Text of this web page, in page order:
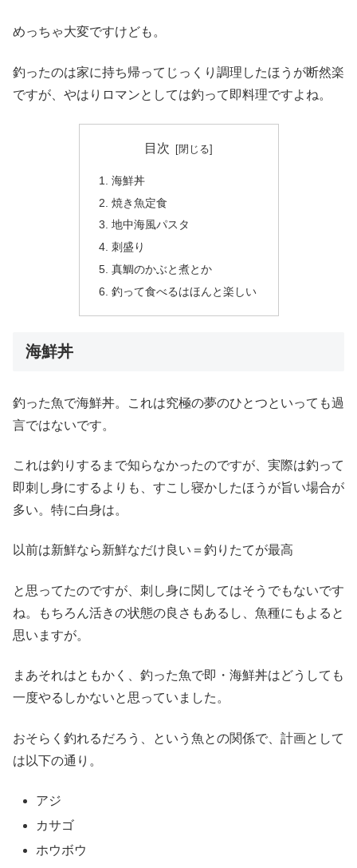
めっちゃ大変ですけども。
釣ったのは家に持ち帰ってじっくり調理したほうが断然楽
ですが、やはりロマンとしては釣って即料理ですよね。
目次
海鮮丼
焼き魚定食
地中海風パスタ
刺盛り
真鯛のかぶと煮とか
釣って食べるはほんと楽しい
海鮮丼
釣った魚で海鮮丼。これは究極の夢のひとつといっても過
言ではないです。
これは釣りするまで知らなかったのですが、実際は釣って
即刺し身にするよりも、すこし寝かしたほうが旨い場合が
多い。特に白身は。
以前は新鮮なら新鮮なだけ良い＝釣りたてが最高
と思ってたのですが、刺し身に関してはそうでもないです
ね。もちろん活きの状態の良さもあるし、魚種にもよると
思いますが。
まあそれはともかく、釣った魚で即・海鮮丼はどうしても
一度やるしかないと思っていました。
おそらく釣れるだろう、という魚との関係で、計画として
は以下の通り。
アジ
カサゴ
ホウボウ